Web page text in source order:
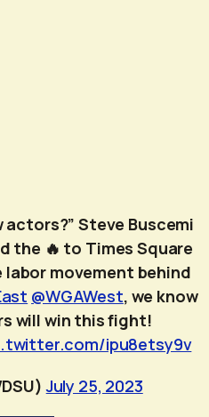
actors?” Steve Buscemi
the 🔥 to Times Square
movement behind
@WGAWest, we know
will win this fight!
ipu8etsy9v
July 25, 2023